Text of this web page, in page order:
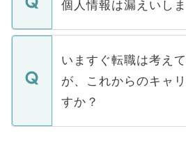
■応募殺到を避けるため
関を公にしてしまうと
に、医療機関が求める
みを人材紹介会社に依
ています。
定を承諾する必要はあ
の辞退の連絡はキャリ
個人情報は漏えいし
個人情報が漏えいする
で、ご安心ください。
などで収集したご登録
ご本人のキャリアアッ
支援を目的に使用いた
ているすべての個人デ
いますぐ転職は考え
が、これからのキャ
すか？